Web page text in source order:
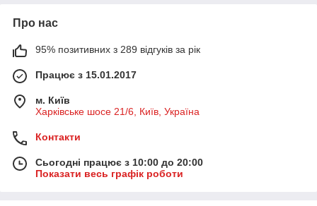
Про нас
95% позитивних з 289 відгуків за рік
Працює з 15.01.2017
м. Київ
Харківське шосе 21/6, Київ, Україна
Контакти
Сьогодні працює з 10:00 до 20:00
Показати весь графік роботи